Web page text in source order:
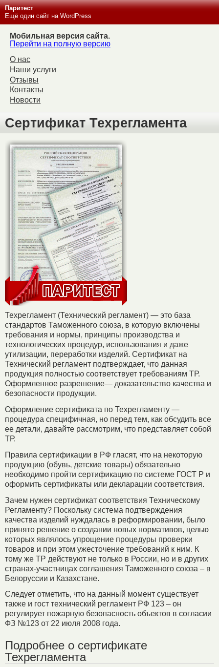
Паритест
Ещё один сайт на WordPress
Мобильная версия сайта.
Перейти на полную версию
О нас
Наши услуги
Отзывы
Контакты
Новости
Сертификат Техрегламента
Техрегламент (Технический регламент) — это база
стандартов Таможенного союза, в которую включены
требования и нормы, принципы производства и
технологических процедур, использования и даже
утилизации, переработки изделий. Сертификат на
Технический регламент подтверждает, что данная
продукция полностью соответствует требованиям ТР.
Оформленное разрешение— доказательство качества и
безопасности продукции.
Оформление сертификата по Техрегламенту —
процедура специфичная, но перед тем, как обсудить все
ее детали, давайте рассмотрим, что представляет собой
ТР.
Правила сертификации в РФ гласят, что на некоторую
продукцию (обувь, детские товары) обязательно
необходимо пройти сертификацию по системе ГОСТ Р и
оформить сертификаты или декларации соответствия.
Зачем нужен сертификат соответствия Техническому
Регламенту? Поскольку система подтверждения
качества изделий нуждалась в реформировании, было
принято решение о создании новых нормативов, целью
которых являлось упрощение процедуры проверки
товаров и при этом ужесточение требований к ним. К
тому же ТР действуют не только в России, но и в других
странах-участницах соглашения Таможенного союза – в
Белоруссии и Казахстане.
Следует отметить, что на данный момент существует
также и гост технический регламент РФ 123 – он
регулирует пожарную безопасность объектов в согласии
ФЗ №123 от 22 июля 2008 года.
Подробнее о сертификате
Техрегламента